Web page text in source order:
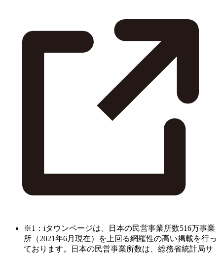
※1：iタウンページは、日本の民営事業所数516万事業
所（2021年6月現在）を上回る網羅性の高い掲載を行っ
ております。日本の民営事業所数は、総務省統計局サ